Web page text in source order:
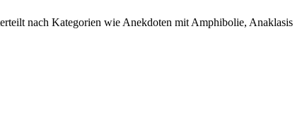
nach Kategorien wie Anekdoten mit Amphibolie, Anaklasis